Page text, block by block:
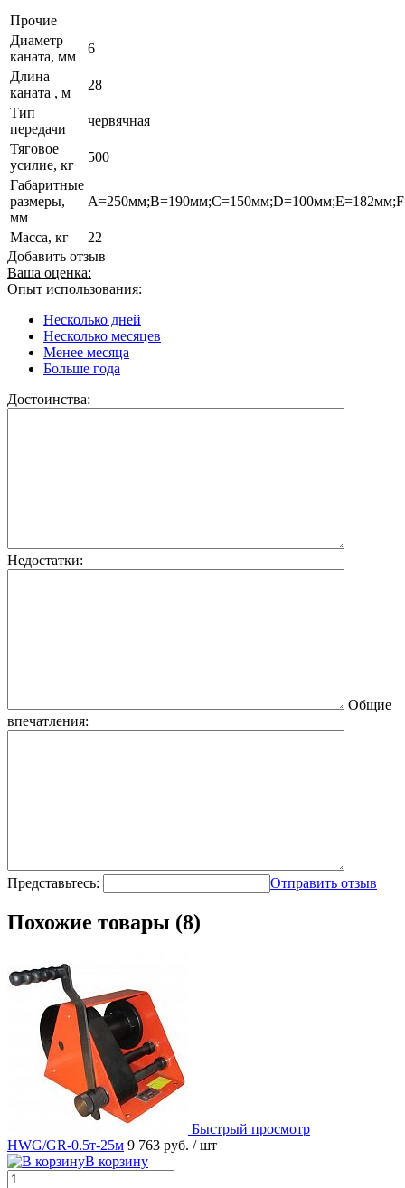
Прочие
Диаметр
каната, мм
6
Длина
каната , м
28
Тип
передачи
червячная
Тяговое
усилие, кг
500
Габаритные
размеры,
мм
Масса, кг
22
Добавить отзыв
Ваша оценка:
Опыт использования:
Несколько дней
Несколько месяцев
Менее месяца
Больше года
Достоинства:
Недостатки:
Общие
впечатления:
Представьтесь: Отправить отзыв
Похожие товары (8)
Быстрый просмотр
HWG/GR-0.5т-25м 9 763 руб. / шт
В корзину